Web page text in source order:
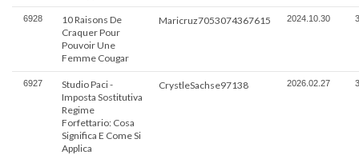
6928
10 Raisons De
Craquer Pour
Pouvoir Une
Femme Cougar
Maricruz7053074367615 2024.10.30
6927
Studio Paci -
Imposta Sostitutiva
Regime
Forfettario: Cosa
Significa E Come Si
Applica
CrystleSachse97138 2026.02.27